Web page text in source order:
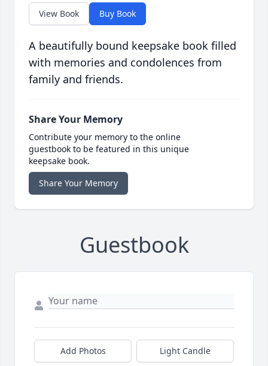
View Book Buy Book
A beautifully bound keepsake book filled
with memories and condolences from
family and friends.
Share Your Memory
Contribute your memory to the online
guestbook to be featured in this unique
keepsake book.
Share Your Memory
Guestbook
Add Photos Light Candle